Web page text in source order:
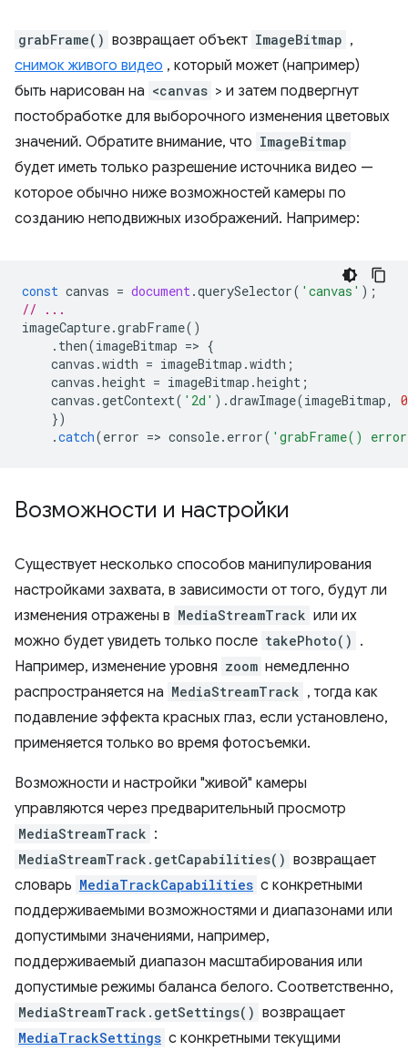
grabFrame() возвращает объект ImageBitmap ,
снимок живого видео , который может (например)
быть нарисован на <canvas > и затем подвергнут
постобработке для выборочного изменения цветовых
значений. Обратите внимание, что ImageBitmap
будет иметь только разрешение источника видео —
которое обычно ниже возможностей камеры по
созданию неподвижных изображений. Например:
const canvas = document.querySelector( 'canvas' );
// ...
imageCapture.grabFrame()
. then(imageBitmap => {
canvas .width = imageBitmap .width ;
canvas .height = imageBitmap .height ;
canvas .getContext( '2d' ).drawImage(imageBitmap,
0
})
.catch(error => console. error( 'grabFrame()
Возможности и настройки
Существует несколько способов манипулирования
настройками захвата, в зависимости от того, будут ли
изменения отражены в MediaStreamTrack или их
можно будет увидеть только после takePhoto() .
Например, изменение уровня zoom немедленно
распространяется на MediaStreamTrack , тогда как
подавление эффекта красных глаз, если установлено,
применяется только во время фотосъемки.
Возможности и настройки "живой" камеры
управляются через предварительный просмотр
MediaStreamTrack :
MediaStreamTrack.getCapabilities() возвращает
словарь MediaTrackCapabilities с конкретными
поддерживаемыми возможностями и диапазонами или
допустимыми значениями, например,
поддерживаемый диапазон масштабирования или
допустимые режимы баланса белого. Соответственно,
MediaStreamTrack.getSettings() возвращает
MediaTrackSettings с конкретными текущими